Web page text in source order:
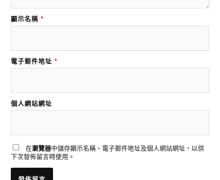
顯示名稱 *
電子郵件地址 *
個人網站網址
在瀏覽器中儲存顯示名稱、電子郵件地址及個人網站網址，以供
下次發佈留言時使用。